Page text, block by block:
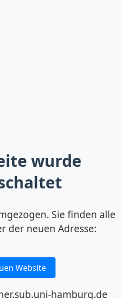
wurde
Sie finden alle
der neuen Adresse:
Website
hamburg.de